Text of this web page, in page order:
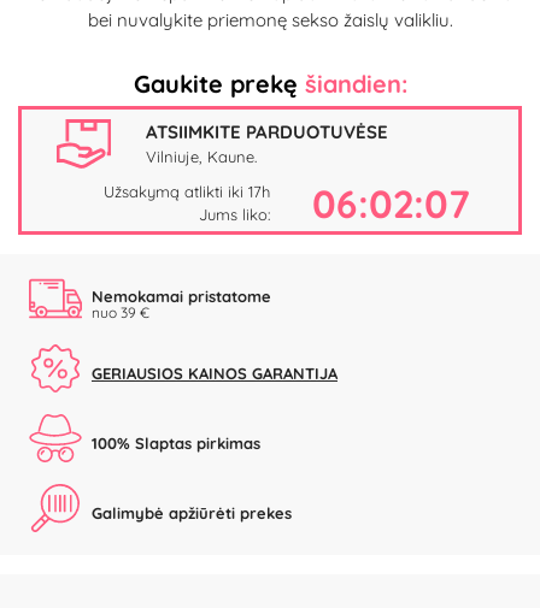
bei nuvalykite priemonę sekso žaislų valikliu.
Gaukite prekę šiandien:
ATSIIMKITE PARDUOTUVĖSE
Vilniuje, Kaune.
Užsakymą atlikti iki 17h
Jums liko:
06:02:07
Nemokamai pristatome
nuo 39 €
GERIAUSIOS KAINOS GARANTIJA
100% Slaptas pirkimas
Galimybė apžiūrėti prekes